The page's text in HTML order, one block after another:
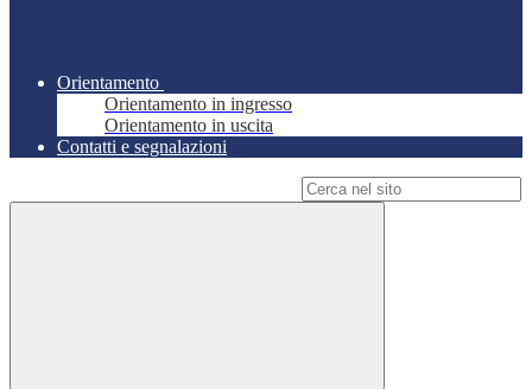
Orientamento
Orientamento in ingresso
Orientamento in uscita
Contatti e segnalazioni